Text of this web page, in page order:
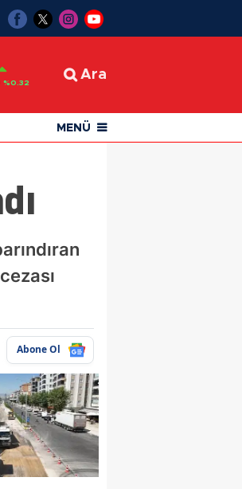
%0.32
Ara
MENÜ
Abone Ol